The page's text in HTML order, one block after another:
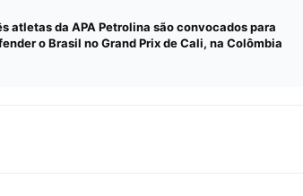
atletas da APA Petrolina são convocados para
o Brasil no Grand Prix de Cali, na Colômbia